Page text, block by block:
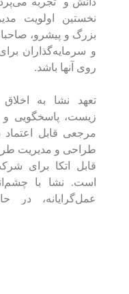
نخستین اولویت
بزرگ و پیشرو،
و سرمایه‌گذاران
روی آنها باشد.
تعهد نشا به
زیست، پاسخگویی و
مرجعی قابل اعتماد
طراحی و مدیریت
قابل اتکا برای
است. نشا با
عمل‌گرایانه،